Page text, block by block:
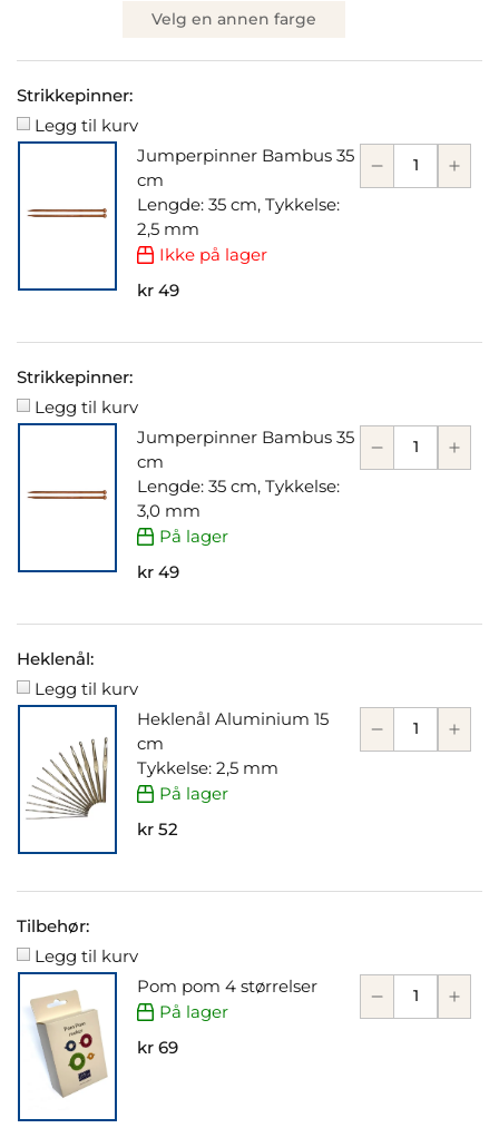
Velg en annen farge
Strikkepinner:
Legg til kurv
Jumperpinner Bambus 35
cm
Lengde: 35 cm, Tykkelse:
2,5 mm
Ikke på lager
kr 49
Strikkepinner:
Legg til kurv
Jumperpinner Bambus 35
cm
Lengde: 35 cm, Tykkelse:
3,0 mm
På lager
kr 49
Heklenål:
Legg til kurv
Heklenål Aluminium 15
cm
Tykkelse: 2,5 mm
På lager
kr 52
Tilbehør:
Legg til kurv
Pom pom 4 størrelser
På lager
kr 69